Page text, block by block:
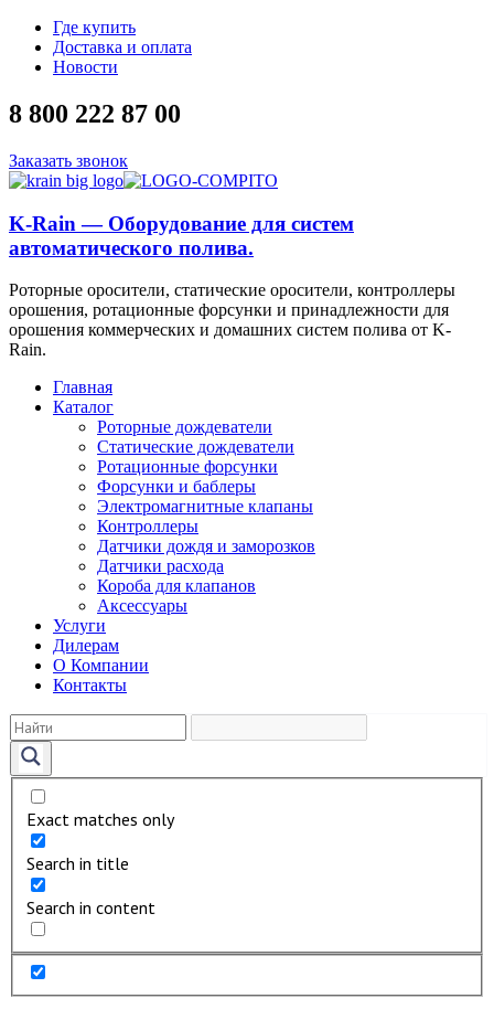
Где купить
Доставка и оплата
Новости
8 800 222 87 00
Заказать звонок
K-Rain — Оборудование для систем
автоматического полива.
Роторные оросители, статические оросители, контроллеры
орошения, ротационные форсунки и принадлежности для
орошения коммерческих и домашних систем полива от K-
Rain.
Главная
Каталог
Роторные дождеватели
Статические дождеватели
Ротационные форсунки
Форсунки и баблеры
Электромагнитные клапаны
Контроллеры
Датчики дождя и заморозков
Датчики расхода
Короба для клапанов
Аксессуары
Услуги
Дилерам
О Компании
Контакты
Exact matches only
Search in title
Search in content